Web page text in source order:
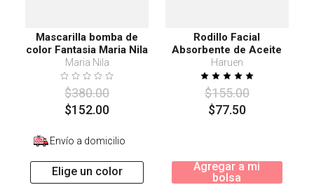
Mascarilla bomba de
color Fantasia Maria Nila
100 ml
Maria Nila
$380.00
$152.00
Envío a domicilio
Elige un color
Rodillo Facial
Absorbente de Aceite
Gato Amarillo
Haruen
$155.00
$77.50
Agregar a mi
bolsa